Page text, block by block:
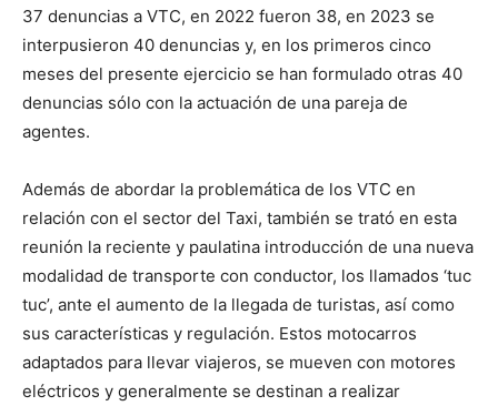
37 denuncias a VTC, en 2022 fueron 38, en 2023 se
interpusieron 40 denuncias y, en los primeros cinco
meses del presente ejercicio se han formulado otras 40
denuncias sólo con la actuación de una pareja de
agentes.
Además de abordar la problemática de los VTC en
relación con el sector del Taxi, también se trató en esta
reunión la reciente y paulatina introducción de una nueva
modalidad de transporte con conductor, los llamados ‘tuc
tuc’, ante el aumento de la llegada de turistas, así como
sus características y regulación. Estos motocarros
adaptados para llevar viajeros, se mueven con motores
eléctricos y generalmente se destinan a realizar